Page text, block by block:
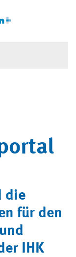
die
für den
IHK